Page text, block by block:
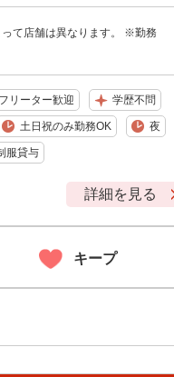
て店舗は異なります。 ※勤務
フリーター歓迎 学歴不問
土日祝のみ勤務OK 夜
服貸与
詳細を見る
キープ